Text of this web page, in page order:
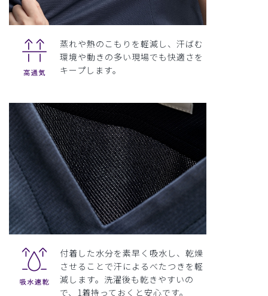
蒸れや熱のこもりを軽減し、汗ばむ
環境や動きの多い現場でも快適さを
キープします。
付着した水分を素早く吸水し、乾燥
させることで汗によるべたつきを軽
減します。洗濯後も乾きやすいの
で、1着持っておくと安心です。